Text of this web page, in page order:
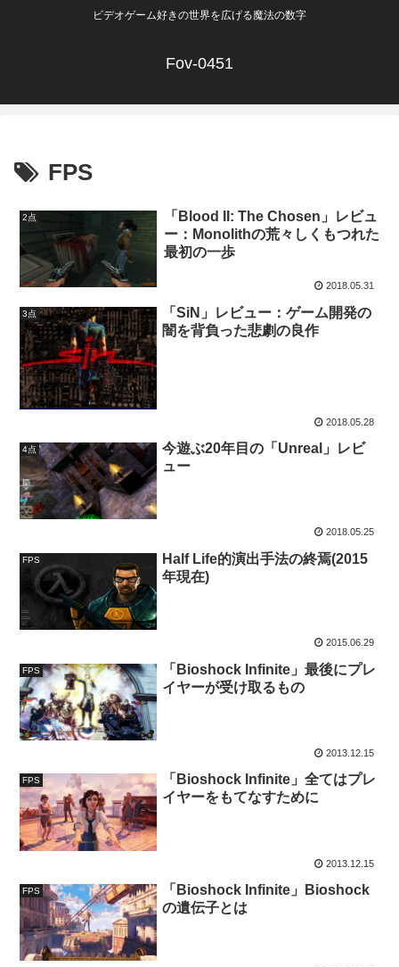
ビデオゲーム好きの世界を広げる魔法の数字
Fov-0451
FPS
2点
「Blood II: The Chosen」レビュ
ー：Monolithの荒々しくもつれた
最初の一歩
2018.05.31
3点
「SiN」レビュー：ゲーム開発の
闇を背負った悲劇の良作
2018.05.28
4点
今遊ぶ20年目の「Unreal」レビ
ュー
2018.05.25
FPS
Half Life的演出手法の終焉(2015
年現在)
2015.06.29
FPS
「Bioshock Infinite」最後にプレ
イヤーが受け取るもの
2013.12.15
FPS
「Bioshock Infinite」全てはプレ
イヤーをもてなすために
2013.12.15
FPS
「Bioshock Infinite」Bioshock
の遺伝子とは